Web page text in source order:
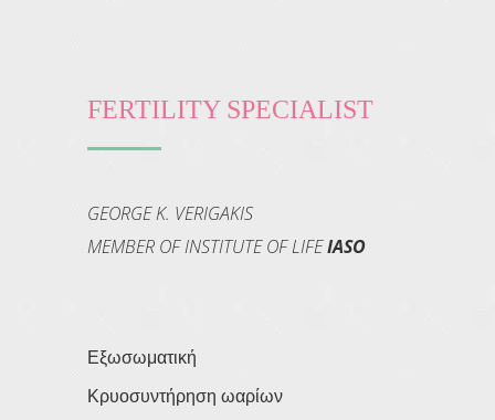
FERTILITY SPECIALIST
GEORGE K. VERIGAKIS
MEMBER OF INSTITUTE OF LIFEIASO
Εξωσωματική
Κρυοσυντήρηση ωαρίων